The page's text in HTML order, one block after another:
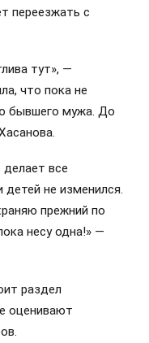
переезжать с
тут», —
что пока не
бывшего мужа. До
все
не изменился.
прежний по
несу одна!» —
раздел
оценивают